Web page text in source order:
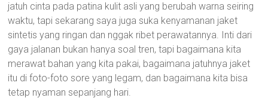
jatuh cinta pada patina kulit asli yang berubah warna seiring
waktu, tapi sekarang saya juga suka kenyamanan jaket
sintetis yang ringan dan nggak ribet perawatannya. Inti dari
gaya jalanan bukan hanya soal tren, tapi bagaimana kita
merawat bahan yang kita pakai, bagaimana jatuhnya jaket
itu di foto-foto sore yang legam, dan bagaimana kita bisa
tetap nyaman sepanjang hari.